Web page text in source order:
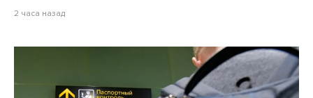
2 часа назад